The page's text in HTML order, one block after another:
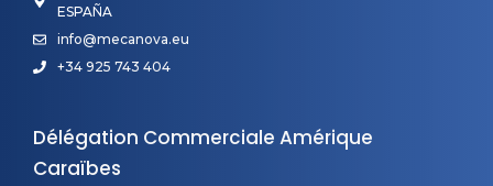
ESPAÑA
info@mecanova.eu
+34 925 743 404
Délégation Commerciale Amérique
Caraïbes